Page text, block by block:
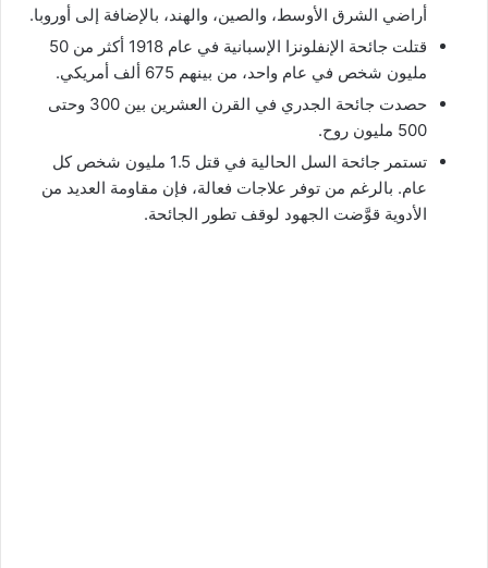
أراضي الشرق الأوسط، والصين، والهند، بالإضافة إلى أوروبا.
قتلت جائحة الإنفلونزا الإسبانية في عام 1918 أكثر من 50
مليون شخص في عام واحد، من بينهم 675 ألف أمريكي.
حصدت جائحة الجدري في القرن العشرين بين 300 وحتى
500 مليون روح.
تستمر جائحة السل الحالية في قتل 1.5 مليون شخص كل
عام. بالرغم من توفر علاجات فعالة، فإن مقاومة العديد من
الأدوية قوَّضت الجهود لوقف تطور الجائحة.